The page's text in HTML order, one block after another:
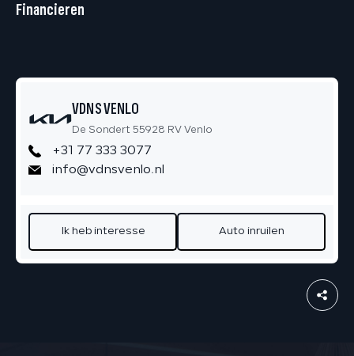
Financieren
VDNS VENLO
De Sondert 55928 RV Venlo
+31 77 333 3077
info@vdnsvenlo.nl
Ik heb interesse Auto inruilen